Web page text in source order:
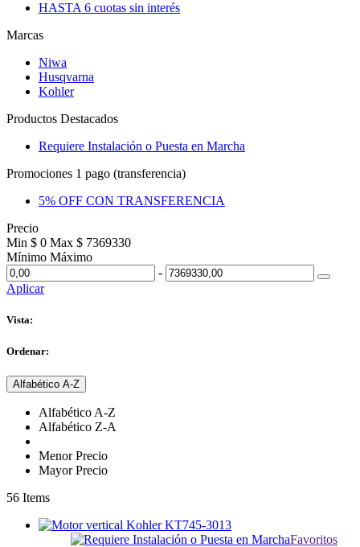
HASTA 6 cuotas sin interés
Marcas
Niwa
Husqvarna
Kohler
Productos Destacados
Requiere Instalación o Puesta en Marcha
Promociones 1 pago (transferencia)
5% OFF CON TRANSFERENCIA
Precio
Min $ 0 Max $ 7369330
Mínimo Máximo
-
Aplicar
Vista:
Ordenar:
Alfabético A-Z
Alfabético A-Z
Alfabético Z-A
Menor Precio
Mayor Precio
56 Items
Favoritos